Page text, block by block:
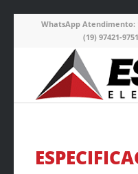
WhatsApp Atendimento:
(19) 97421-9751